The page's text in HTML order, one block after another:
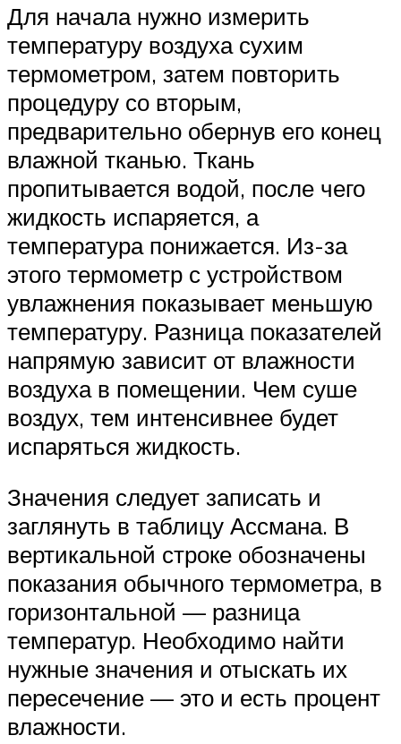
Для начала нужно измерить
температуру воздуха сухим
термометром, затем повторить
процедуру со вторым,
предварительно обернув его конец
влажной тканью. Ткань
пропитывается водой, после чего
жидкость испаряется, а
температура понижается. Из-за
этого термометр с устройством
увлажнения показывает меньшую
температуру. Разница показателей
напрямую зависит от влажности
воздуха в помещении. Чем суше
воздух, тем интенсивнее будет
испаряться жидкость.
Значения следует записать и
заглянуть в таблицу Ассмана. В
вертикальной строке обозначены
показания обычного термометра, в
горизонтальной — разница
температур. Необходимо найти
нужные значения и отыскать их
пересечение — это и есть процент
влажности.